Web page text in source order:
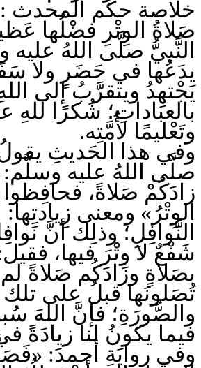
خلاصة حكم المحدث
صَلاةُ الوِتْرِ فضْلُها
النَّبيُّ صلَّى اللهُ عليه
يدَعُها في حَضَرٍ ولا
يَجْتهِدُ ويتقرَّبُ إلى
بالعباداتِ؛ شُكرًا للهِ
وتَعْليمًا لأُمَّتِه.
وفي هذا الحَديثِ
صلَّى اللهُ عليه وسلَّم:
زادَكُمْ صَلاةً،
الوِتْرُ» ومعنى
النَّوافِلِ؛ وذلِك أنَّ
شَفْعٌ لا وِتْرَ فيها،
بصَلاةٍ وزادَكُم صَلاةً لم
تُصَلونَها قبلُ على تلك
والصُّورَةِ؛ فإنَّ اللهَ
فيما يكونُ لنا زيادَةً
وفي رِوايَةِ أحمدَ: